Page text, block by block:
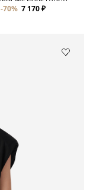
-70% 7 170 ₽